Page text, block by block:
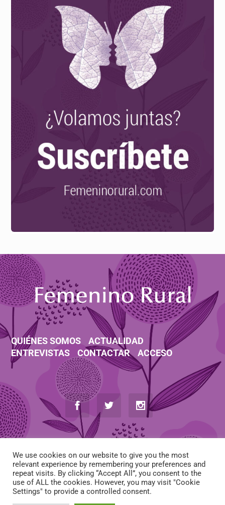
QUIÉNES SOMOS
ACTUALIDAD
ENTREVISTAS
CONTACTAR ACCESO
AVISO LEGAL-POLÍTICA DE COOKIES-POLÍTICA DE PRIVACIDAD
We use cookies on our website to give you the most
relevant experience by remembering your preferences and
repeat visits. By clicking “Accept All”, you consent to the
use of ALL the cookies. However, you may visit "Cookie
Settings" to provide a controlled consent.